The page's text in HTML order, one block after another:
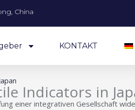
China
KONTAKT
Indicators in
einer integrativen Gesellschaft